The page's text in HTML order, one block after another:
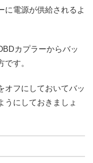
に電源が供給されるよ
カプラーからバッ
す。
オフにしておいてバッ
うにしておきましょ